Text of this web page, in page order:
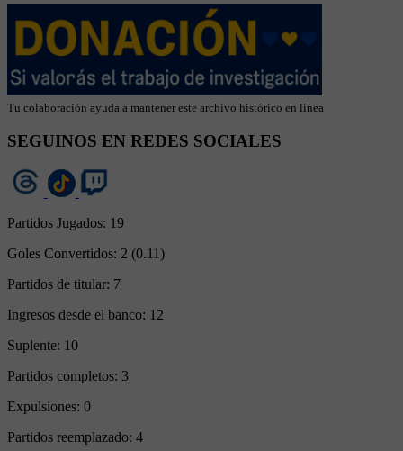
Tu colaboración ayuda a mantener este archivo histórico en línea
SEGUINOS EN REDES SOCIALES
Partidos Jugados: 19
Goles Convertidos: 2 (0.11)
Partidos de titular: 7
Ingresos desde el banco: 12
Suplente: 10
Partidos completos: 3
Expulsiones: 0
Partidos reemplazado: 4